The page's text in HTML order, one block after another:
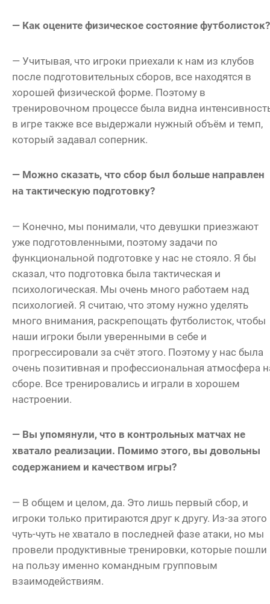
— Как оцените физическое состояние
— Учитывая, что игроки приехали к нам из клубов
после подготовительных сборов, все находятся в
хорошей физической форме. Поэтому в
тренировочном процессе была видна
в игре также все выдержали нужный объём и темп,
который задавал соперник.
— Можно сказать, что сбор был больше направлен
на тактическую подготовку?
— Конечно, мы понимали, что девушки приезжают
уже подготовленными, поэтому задачи по
функциональной подготовке у нас не стояло. Я бы
сказал, что подготовка была тактическая и
психологическая. Мы очень много работаем над
психологией. Я считаю, что этому нужно уделять
много внимания, раскрепощать футболисток, чтобы
наши игроки были уверенными в себе и
прогрессировали за счёт этого. Поэтому у нас была
очень позитивная и профессиональная атмосфера
сборе. Все тренировались и играли в хорошем
настроении.
— Вы упомянули, что в контрольных матчах не
хватало реализации. Помимо этого, вы довольны
содержанием и качеством игры?
— В общем и целом, да. Это лишь первый сбор, и
игроки только притираются друг к другу. Из-за этого
чуть-чуть не хватало в последней фазе атаки, но мы
провели продуктивные тренировки, которые пошли
на пользу именно командным групповым
взаимодействиям.